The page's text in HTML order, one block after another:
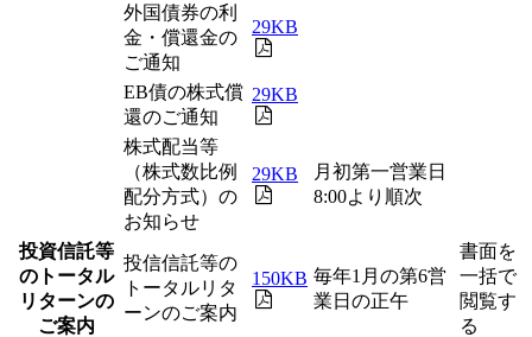
外国債券の利
金・償還金の
ご通知
29KB
EB債の株式償
還のご通知
29KB
株式配当等
（株式数比例
配分方式）の
お知らせ
29KB
月初第一営業日
8:00より順次
投資信託等
のトータル
リターンの
ご案内
投信信託等の
トータルリタ
ーンのご案内
150KB 毎年1月の第6営
業日の正午
書面を
一括で
閲覧す
る